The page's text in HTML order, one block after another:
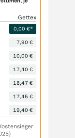
Gettex
0,00 €*
7,90 €
10,00 €
17,40 €
18,47 €
17,45 €
19,40 €